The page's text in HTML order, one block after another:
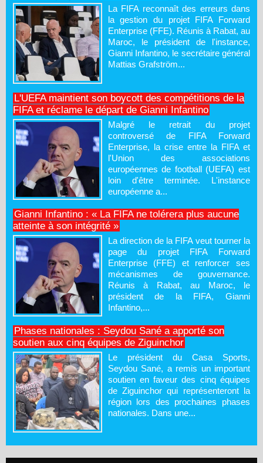
La FIFA reconnaît des erreurs dans
la gestion du projet FIFA Forward
Enterprise (FFE). Réunis à Rabat, au
Maroc, le président de l'instance,
Gianni Infantino, le secrétaire général
Mattias Grafström...
L'UEFA maintient son boycott des compétitions de la
FIFA et réclame le départ de Gianni Infantino
Malgré le retrait du projet
controversé de FIFA Forward
Enterprise, la crise entre la FIFA et
l'Union des associations
européennes de football (UEFA) est
loin d'être terminée. L'instance
européenne a...
Gianni Infantino : « La FIFA ne tolérera plus aucune
atteinte à son intégrité »
La direction de la FIFA veut tourner la
page du projet FIFA Forward
Enterprise (FFE) et renforcer ses
mécanismes de gouvernance.
Réunis à Rabat, au Maroc, le
président de la FIFA, Gianni
Infantino,...
Phases nationales : Seydou Sané a apporté son
soutien aux cinq équipes de Ziguinchor
Le président du Casa Sports,
Seydou Sané, a remis un important
soutien en faveur des cinq équipes
de Ziguinchor qui représenteront la
région lors des prochaines phases
nationales. Dans une...